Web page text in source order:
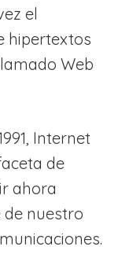
el
hipertextos
Web
Internet
de
ahora
de nuestro